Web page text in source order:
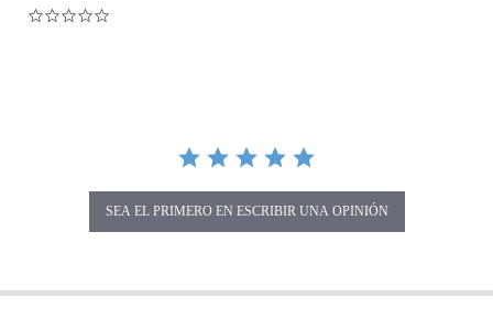
SEA EL PRIMERO EN ESCRIBIR UNA OPINIÓN